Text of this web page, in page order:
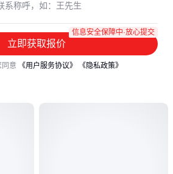
立即获取报价
信息安全保障中·放心提交
同意 《用户服务协议》 《隐私政策》